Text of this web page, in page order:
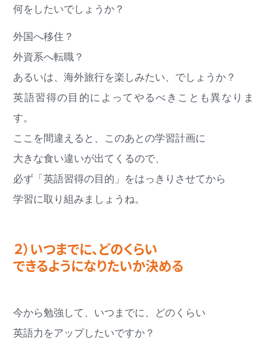
何をしたいでしょうか？
外国へ移住？
外資系へ転職？
あるいは、海外旅行を楽しみたい、でしょうか？
英語習得の目的によってやるべきことも異なりま
す。
ここを間違えると、このあとの学習計画に
大きな食い違いが出てくるので、
必ず「英語習得の目的」をはっきりさせてから
学習に取り組みましょうね。
２）いつまでに、どのくらい
できるようになりたいか決める
今から勉強して、いつまでに、どのくらい
英語力をアップしたいですか？